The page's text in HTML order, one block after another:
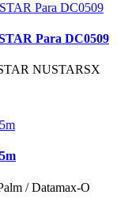
Para DC0509
NUSTARSX
/ Datamax-O